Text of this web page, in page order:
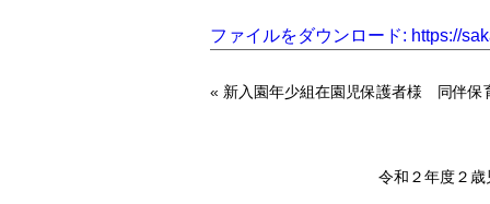
ファイルをダウンロード: https://
00:00
« 新入園年少組在園児保護者様 同伴保
令和２年度２